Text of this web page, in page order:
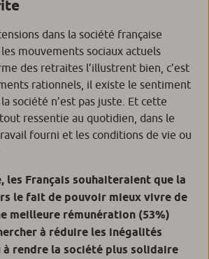
dans la société française
mouvements sociaux actuels
des retraites l’illustrent bien, c’est
rationnels, il existe le sentiment
société n’est pas juste. Et cette
ressentie au quotidien, dans le
fourni et les conditions de vie ou
les Français souhaiteraient que la
le fait de pouvoir mieux vivre de
meilleure rémunération (53%)
à réduire les inégalités
à rendre la société plus solidaire